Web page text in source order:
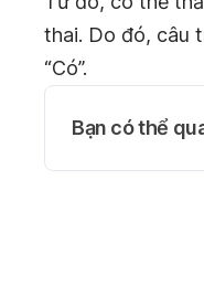
thai. Do đó, câu
“Có”.
Bạn có thể